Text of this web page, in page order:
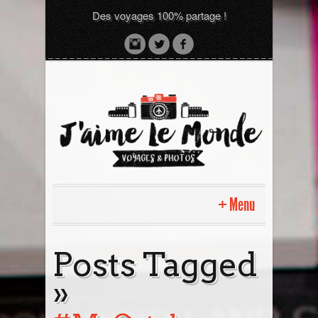
Des voyages 100% partage !
Menu
Accueil
Sri Lanka avec moi
Posts Tagged
»